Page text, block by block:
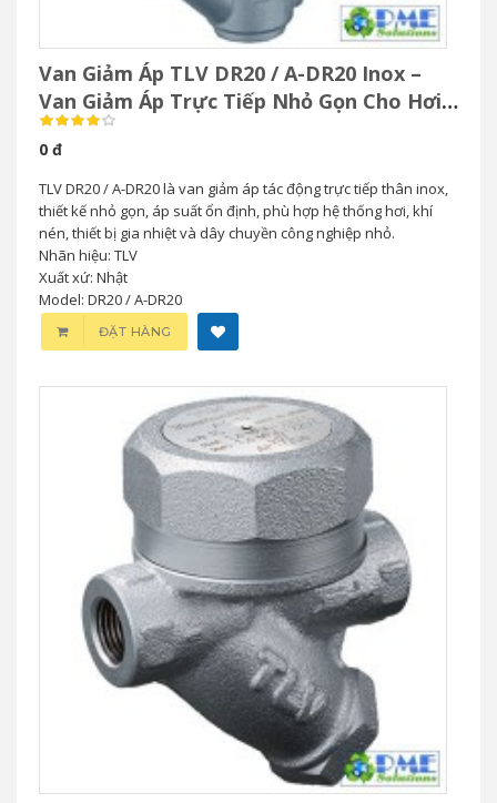
Van Giảm Áp TLV DR20 / A-DR20 Inox –
Van Giảm Áp Trực Tiếp Nhỏ Gọn Cho Hơi
& Khí Nén
0 đ
TLV DR20 / A-DR20 là van giảm áp tác động trực tiếp thân inox,
thiết kế nhỏ gọn, áp suất ổn định, phù hợp hệ thống hơi, khí
nén, thiết bị gia nhiệt và dây chuyền công nghiệp nhỏ.
Nhãn hiệu: TLV
Xuất xứ: Nhật
Model: DR20 / A-DR20
ĐẶT HÀNG